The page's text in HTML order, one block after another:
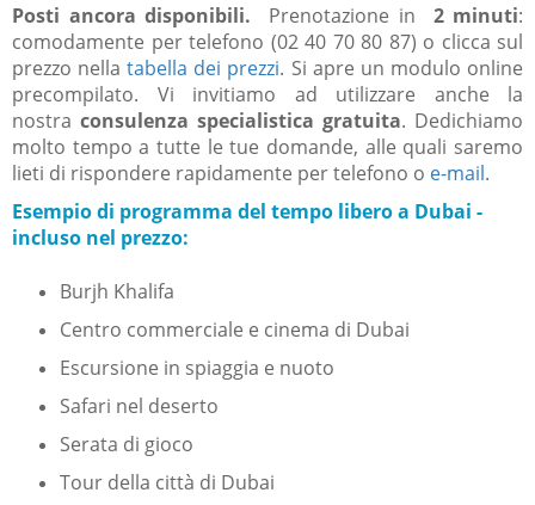
Posti ancora disponibili. Prenotazione in 2 minuti:
comodamente per telefono (02 40 70 80 87) o clicca sul
prezzo nella tabella dei prezzi. Si apre un modulo online
precompilato. Vi invitiamo ad utilizzare anche la
nostra consulenza specialistica gratuita. Dedichiamo
molto tempo a tutte le tue domande, alle quali saremo
lieti di rispondere rapidamente per telefono o e-mail.
Esempio di programma del tempo libero a Dubai -
incluso nel prezzo:
Burjh Khalifa
Centro commerciale e cinema di Dubai
Escursione in spiaggia e nuoto
Safari nel deserto
Serata di gioco
Tour della città di Dubai